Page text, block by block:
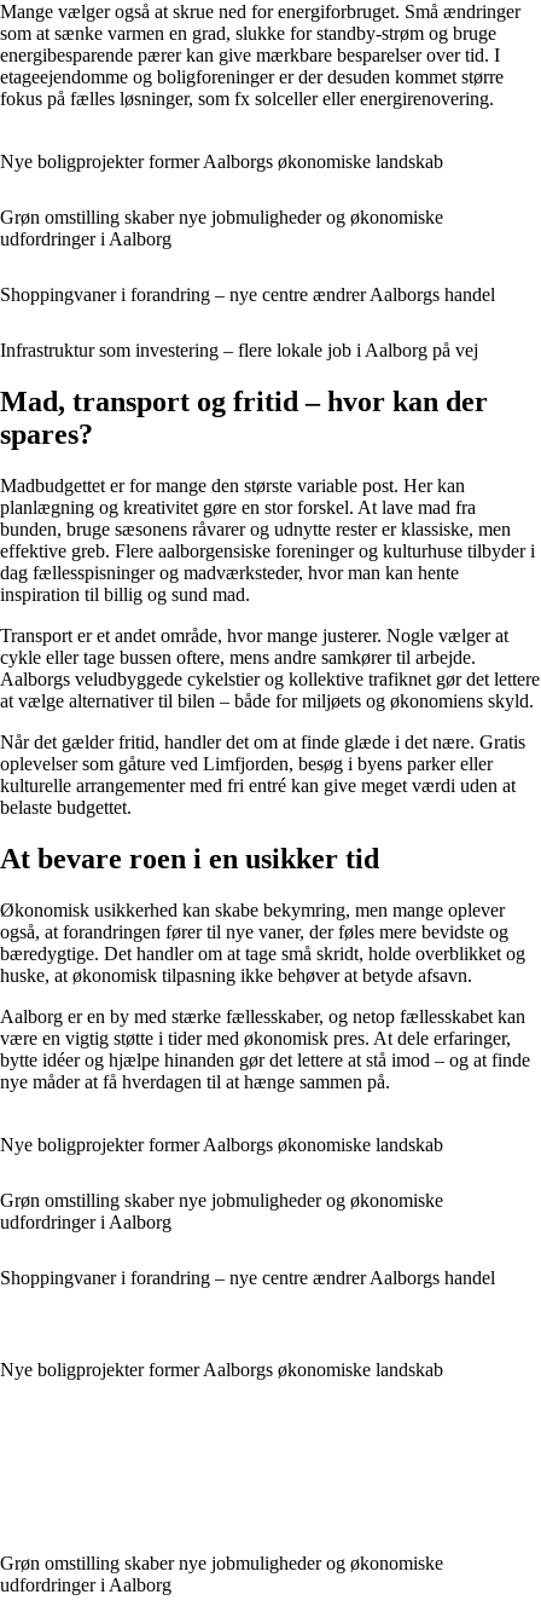
Mange vælger også at skrue ned for energiforbruget. Små ændringer
som at sænke varmen en grad, slukke for standby-strøm og bruge
energibesparende pærer kan give mærkbare besparelser over tid. I
etageejendomme og boligforeninger er der desuden kommet større
fokus på fælles løsninger, som fx solceller eller energirenovering.
Nye boligprojekter former Aalborgs økonomiske landskab
Grøn omstilling skaber nye jobmuligheder og økonomiske
udfordringer i Aalborg
Shoppingvaner i forandring – nye centre ændrer Aalborgs handel
Infrastruktur som investering – flere lokale job i Aalborg på vej
Mad, transport og fritid – hvor kan der
spares?
Madbudgettet er for mange den største variable post. Her kan
planlægning og kreativitet gøre en stor forskel. At lave mad fra
bunden, bruge sæsonens råvarer og udnytte rester er klassiske, men
effektive greb. Flere aalborgensiske foreninger og kulturhuse tilbyder i
dag fællesspisninger og madværksteder, hvor man kan hente
inspiration til billig og sund mad.
Transport er et andet område, hvor mange justerer. Nogle vælger at
cykle eller tage bussen oftere, mens andre samkører til arbejde.
Aalborgs veludbyggede cykelstier og kollektive trafiknet gør det lettere
at vælge alternativer til bilen – både for miljøets og økonomiens skyld.
Når det gælder fritid, handler det om at finde glæde i det nære. Gratis
oplevelser som gåture ved Limfjorden, besøg i byens parker eller
kulturelle arrangementer med fri entré kan give meget værdi uden at
belaste budgettet.
At bevare roen i en usikker tid
Økonomisk usikkerhed kan skabe bekymring, men mange oplever
også, at forandringen fører til nye vaner, der føles mere bevidste og
bæredygtige. Det handler om at tage små skridt, holde overblikket og
huske, at økonomisk tilpasning ikke behøver at betyde afsavn.
Aalborg er en by med stærke fællesskaber, og netop fællesskabet kan
være en vigtig støtte i tider med økonomisk pres. At dele erfaringer,
bytte idéer og hjælpe hinanden gør det lettere at stå imod – og at finde
nye måder at få hverdagen til at hænge sammen på.
Nye boligprojekter former Aalborgs økonomiske landskab
Grøn omstilling skaber nye jobmuligheder og økonomiske
udfordringer i Aalborg
Shoppingvaner i forandring – nye centre ændrer Aalborgs handel
Nye boligprojekter former Aalborgs økonomiske landskab
Grøn omstilling skaber nye jobmuligheder og økonomiske
udfordringer i Aalborg